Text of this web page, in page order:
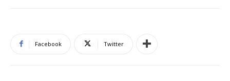
Facebook Twitter